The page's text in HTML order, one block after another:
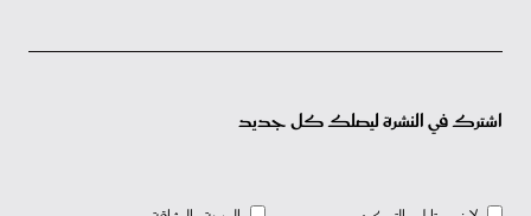
اشترك في النشرة ليصلك كل جديد